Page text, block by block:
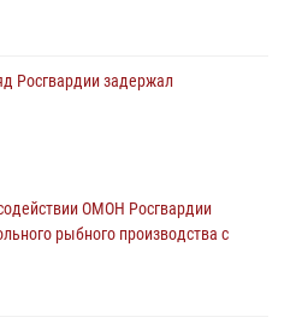
Росгвардии задержал
оперативно задержали
устройства рядом с жилыми
ОМОН Росгвардии
рыбного производства с